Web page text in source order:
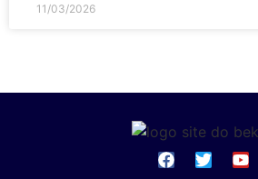
11/03/2026